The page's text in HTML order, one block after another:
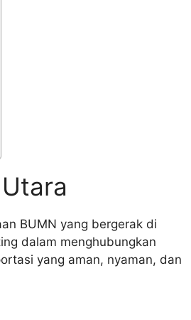
BUMN yang bergerak di
dalam menghubungkan
yang aman, nyaman, dan